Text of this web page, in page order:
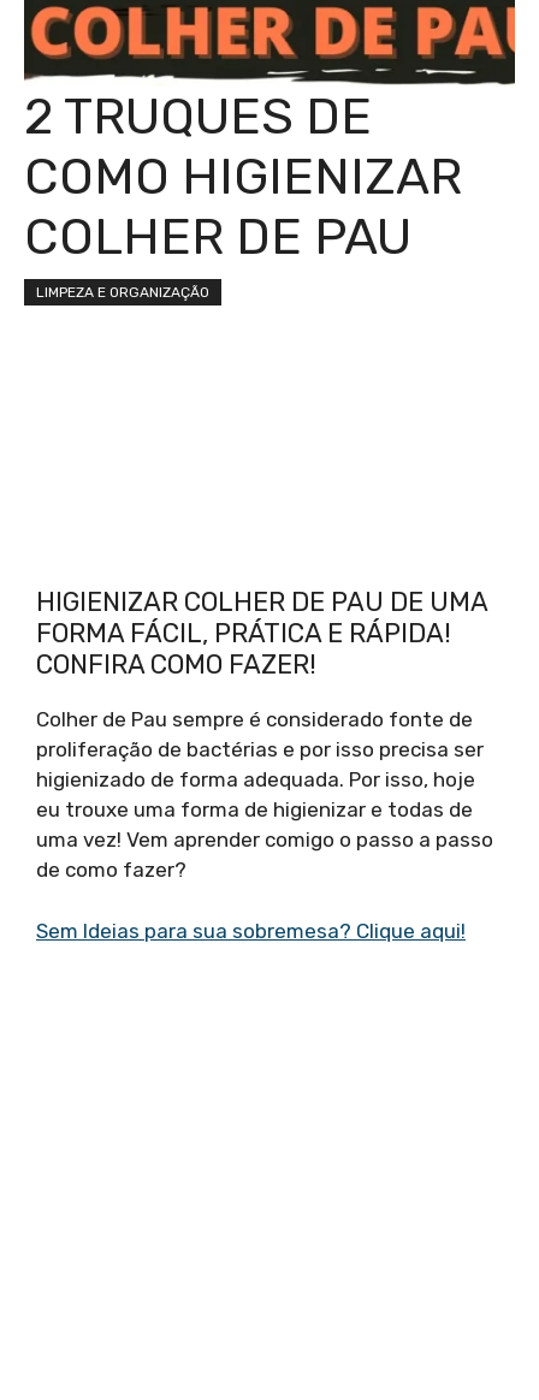
2 TRUQUES DE
COMO HIGIENIZAR
COLHER DE PAU
LIMPEZA E ORGANIZAÇÃO
HIGIENIZAR COLHER DE PAU DE UMA
FORMA FÁCIL, PRÁTICA E RÁPIDA!
CONFIRA COMO FAZER!
Colher de Pau sempre é considerado fonte de
proliferação de bactérias e por isso precisa ser
higienizado de forma adequada. Por isso, hoje
eu trouxe uma forma de higienizar e todas de
uma vez! Vem aprender comigo o passo a passo
de como fazer?
Sem Ideias para sua sobremesa? Clique aqui!